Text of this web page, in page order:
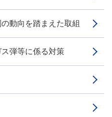
動向を踏まえた取組
弾等に係る対策